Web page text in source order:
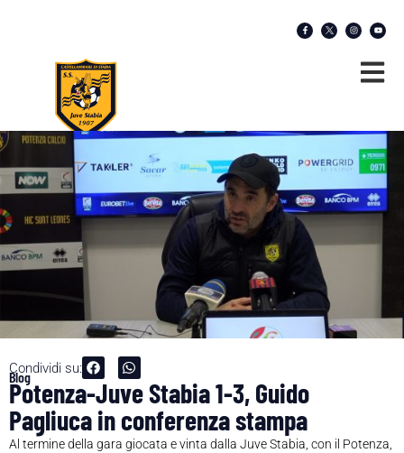
Condividi su:
Blog
Potenza-Juve Stabia 1-3, Guido
Pagliuca in conferenza stampa
Al termine della gara giocata e vinta dalla Juve Stabia, con il Potenza,